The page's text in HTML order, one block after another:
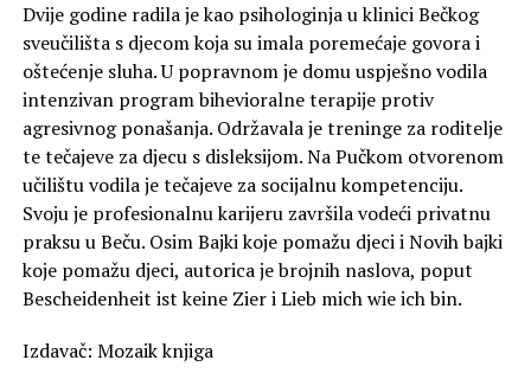
Dvije godine radila je kao psihologinja u klinici Bečkog
sveučilišta s djecom koja su imala poremećaje govora i
oštećenje sluha. U popravnom je domu uspješno vodila
intenzivan program bihevioralne terapije protiv
agresivnog ponašanja. Održavala je treninge za roditelje
te tečajeve za djecu s disleksijom. Na Pučkom otvorenom
učilištu vodila je tečajeve za socijalnu kompetenciju.
Svoju je profesionalnu karijeru završila vodeći privatnu
praksu u Beču. Osim Bajki koje pomažu djeci i Novih bajki
koje pomažu djeci, autorica je brojnih naslova, poput
Bescheidenheit ist keine Zier i Lieb mich wie ich bin.
Izdavač: Mozaik knjiga